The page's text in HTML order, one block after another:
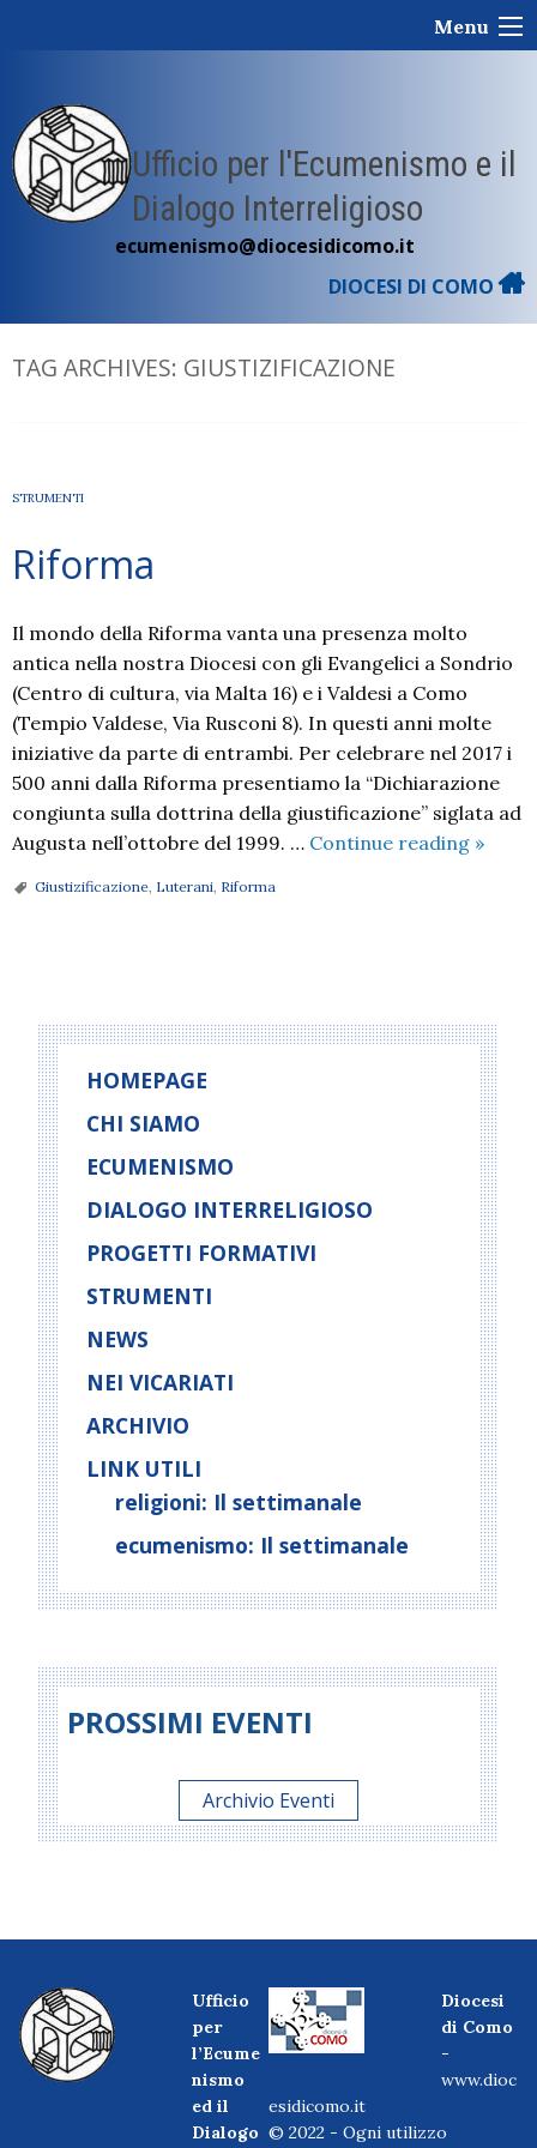
Menu
Ufficio per l'Ecumenismo e il
Dialogo Interreligioso
ecumenismo@diocesidicomo.it
DIOCESI DI COMO
TAG ARCHIVES: GIUSTIZIFICAZIONE
STRUMENTI
Riforma
Il mondo della Riforma vanta una presenza molto
antica nella nostra Diocesi con gli Evangelici a Sondrio
(Centro di cultura, via Malta 16) e i Valdesi a Como
(Tempio Valdese, Via Rusconi 8). In questi anni molte
iniziative da parte di entrambi. Per celebrare nel 2017 i
500 anni dalla Riforma presentiamo la “Dichiarazione
congiunta sulla dottrina della giustificazione” siglata ad
Augusta nell’ottobre del 1999. … Continue reading »
Giustizificazione, Luterani, Riforma
HOMEPAGE
CHI SIAMO
ECUMENISMO
DIALOGO INTERRELIGIOSO
PROGETTI FORMATIVI
STRUMENTI
NEWS
NEI VICARIATI
ARCHIVIO
LINK UTILI
religioni: Il settimanale
ecumenismo: Il settimanale
PROSSIMI EVENTI
Archivio Eventi
Ufficio
per
l’Ecume
nismo
ed il
Dialogo
Diocesi
di Como
-
www.dioc
esidicomo.it
© 2022 - Ogni utilizzo